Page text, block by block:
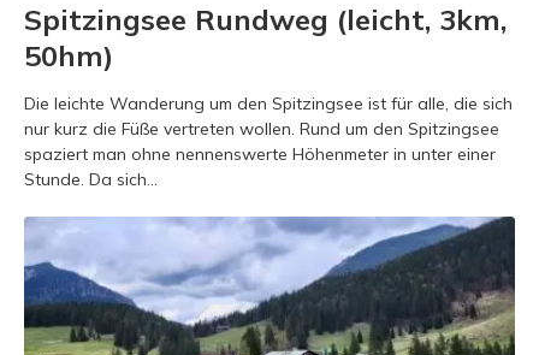
Spitzingsee Rundweg (leicht, 3km,
50hm)
Die leichte Wanderung um den Spitzingsee ist für alle, die sich
nur kurz die Füße vertreten wollen. Rund um den Spitzingsee
spaziert man ohne nennenswerte Höhenmeter in unter einer
Stunde. Da sich...